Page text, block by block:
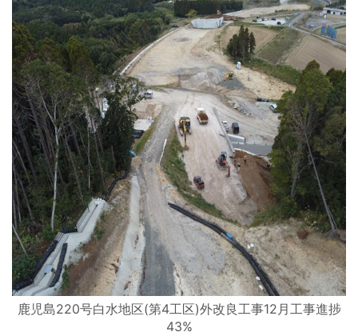
鹿児島220号白水地区(第4工区)外改良工事12月工事進捗
43%